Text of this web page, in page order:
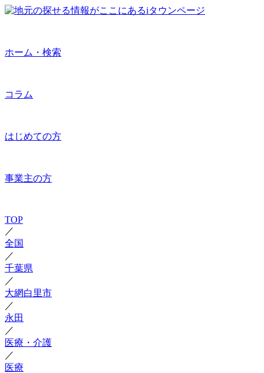
ホーム・検索
コラム
はじめての方
事業主の方
TOP
／
全国
／
千葉県
／
大網白里市
／
永田
／
医療・介護
／
医療